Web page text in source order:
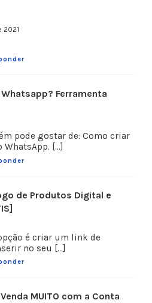
2021
Ferramenta
pode gostar de: Como criar
[…]
de Produtos Digital e
é criar um link de
no seu […]
MUITO com a Conta